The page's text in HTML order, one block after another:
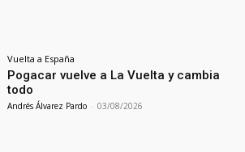
Vuelta a España
Pogacar vuelve a La Vuelta y cambia
todo
Andrés Álvarez Pardo - 03/08/2026